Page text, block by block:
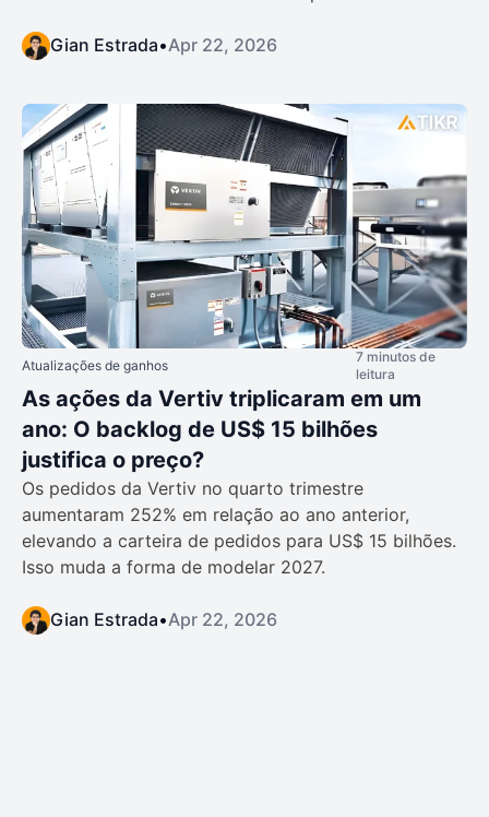
Gian Estrada•Apr 22, 2026
Atualizações de ganhos
7 minutos de
leitura
As ações da Vertiv triplicaram em um
ano: O backlog de US$ 15 bilhões
justifica o preço?
Os pedidos da Vertiv no quarto trimestre
aumentaram 252% em relação ao ano anterior,
elevando a carteira de pedidos para US$ 15 bilhões.
Isso muda a forma de modelar 2027.
Gian Estrada•Apr 22, 2026